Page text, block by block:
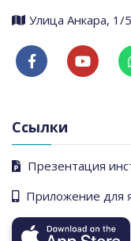
​Улица Анкара, 1/
Ссылки
Презентация
Приложение для